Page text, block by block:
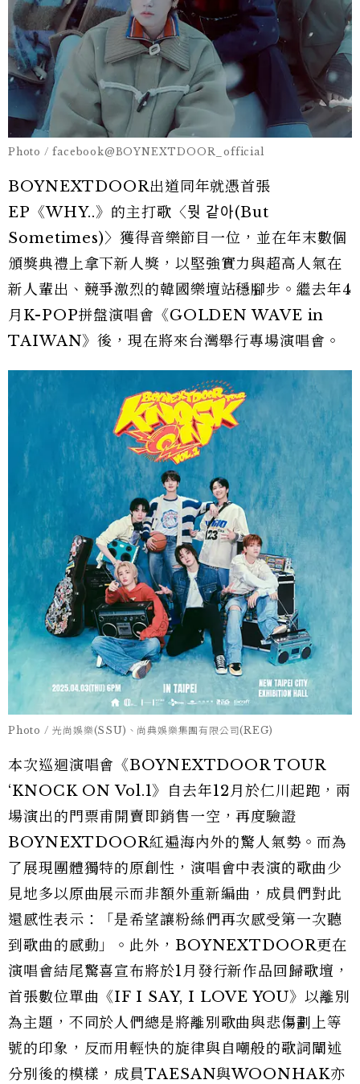
Photo / facebook@BOYNEXTDOOR_official
BOYNEXTDOOR出道同年就憑首張
EP《WHY..》的主打歌〈뭣 같아(But
Sometimes)〉獲得音樂節目一位，並在年末數個
頒獎典禮上拿下新人獎，以堅強實力與超高人氣在
新人輩出、競爭激烈的韓國樂壇站穩腳步。繼去年4
月K-POP拼盤演唱會《GOLDEN WAVE in
TAIWAN》後，現在將來台灣舉行專場演唱會。
Photo / 光尚娛樂(SSU)、尚典娛樂集團有限公司(REG)
本次巡迴演唱會《BOYNEXTDOOR TOUR
‘KNOCK ON Vol.1》自去年12月於仁川起跑，兩
場演出的門票甫開賣即銷售一空，再度驗證
BOYNEXTDOOR紅遍海內外的驚人氣勢。而為
了展現團體獨特的原創性，演唱會中表演的歌曲少
見地多以原曲展示而非額外重新編曲，成員們對此
還感性表示：「是希望讓粉絲們再次感受第一次聽
到歌曲的感動」。此外，BOYNEXTDOOR更在
演唱會結尾驚喜宣布將於1月發行新作品回歸歌壇，
首張數位單曲《IF I SAY, I LOVE YOU》以離別
為主題，不同於人們總是將離別歌曲與悲傷劃上等
號的印象，反而用輕快的旋律與自嘲般的歌詞闡述
分別後的模樣，成員TAESAN與WOONHAK亦